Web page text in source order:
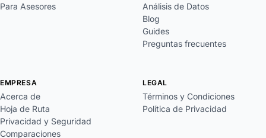
Para Asesores
Análisis de Datos
Blog
Guides
Preguntas frecuentes
EMPRESA
Acerca de
Hoja de Ruta
Privacidad y Seguridad
Comparaciones
LEGAL
Términos y Condiciones
Política de Privacidad